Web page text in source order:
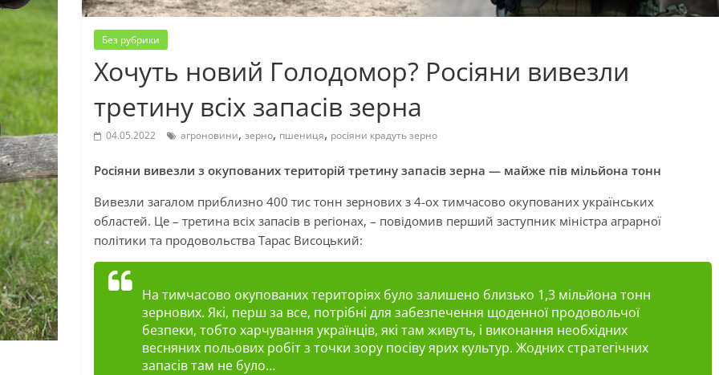
Без рубрики
Хочуть новий Голодомор? Росіяни вивезли
третину всіх запасів зерна
04.05.2022 агроновини, зерно, пшениця, росіяни крадуть зерно
Росіяни вивезли з окупованих територій третину запасів зерна — майже пів мільйона тонн
Вивезли загалом приблизно 400 тис тонн зернових з 4-ох тимчасово окупованих українських
областей. Це – третина всіх запасів в регіонах, – повідомив перший заступник міністра аграрної
політики та продовольства Тарас Висоцький:
На тимчасово окупованих територіях було залишено близько 1,3 мільйона тонн
зернових. Які, перш за все, потрібні для забезпечення щоденної продовольчої
безпеки, тобто харчування українців, які там живуть, і виконання необхідних
весняних польових робіт з точки зору посіву ярих культур. Жодних стратегічних
запасів там не було…